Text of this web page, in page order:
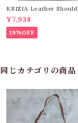
KRIZIA Leather
/ Made in Italy[b-664]イ
製 クリツィア レザーショル
グ
¥7,938
19%OFF
同じカテゴリの商品